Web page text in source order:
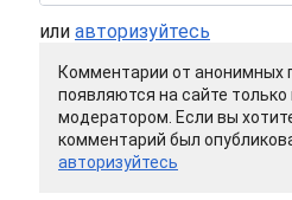
или авторизуйтесь
Комментарии от анонимных
появляются на сайте только
модератором. Если вы
комментарий был
авторизуйтесь